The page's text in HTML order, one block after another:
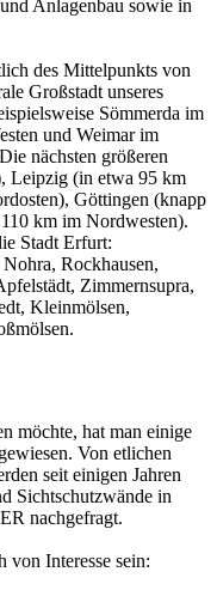
Anlagenbau sowie in
des Mittelpunkts von
Großstadt unseres
Sömmerda im
und Weimar im
nächsten größeren
Leipzig (in etwa 95 km
Göttingen (knapp
km im Nordwesten).
Stadt Erfurt:
Rockhausen,
Zimmernsupra,
Kleinmölsen,
möchte, hat man einige
Von etlichen
seit einigen Jahren
Sichtschutzwände in
nachgefragt.
von Interesse sein: